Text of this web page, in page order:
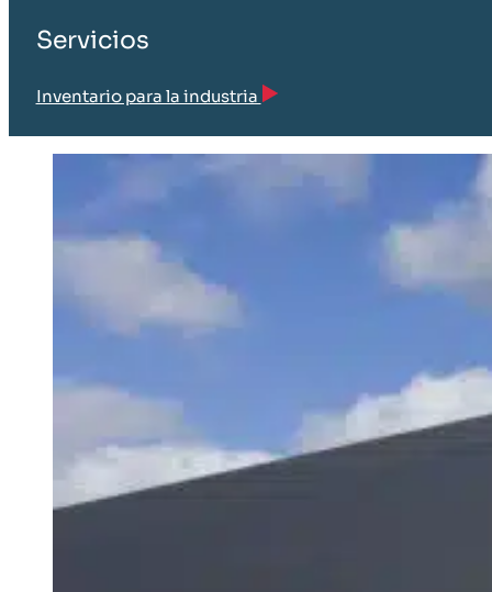
Servicios
Inventario para la industria